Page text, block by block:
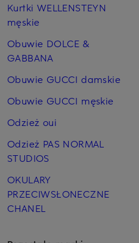
Kurtki WELLENSTEYN
męskie
Obuwie DOLCE &
GABBANA
Obuwie GUCCI damskie
Obuwie GUCCI męskie
Odzież oui
Odzież PAS NORMAL
STUDIOS
OKULARY
PRZECIWSŁONECZNE
CHANEL